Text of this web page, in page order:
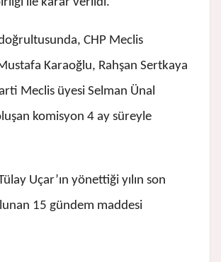
CHP Meclis
Karaoğlu, Rahşan Sertkaya
Meclis üyesi Selman Ünal
komisyon 4 ay süreyle
Uçar’ın yönettiği yılın son
15 gündem maddesi